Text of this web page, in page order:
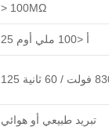
> 100MΩ
25 أ <100 ملي أوم
تبريد طبيعي أو هوائي